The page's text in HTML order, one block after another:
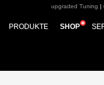
SHOP
PRODUKTE
upgraded Tuning |